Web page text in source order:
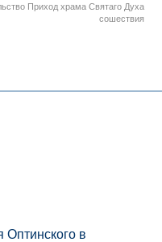
Приход храма Святаго Духа
сошествия
в